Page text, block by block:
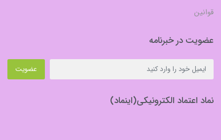
قوانین
عضویت در خبرنامه
عضویت
نماد اعتماد الکترونیکی(اینماد)